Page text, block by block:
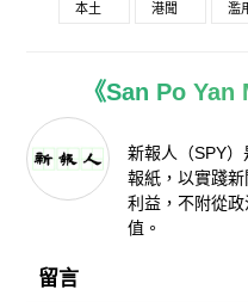
本土 港聞 濫
《San Po Yan
新報人（SPY
報紙，以實踐
利益，不附從
值。
留言